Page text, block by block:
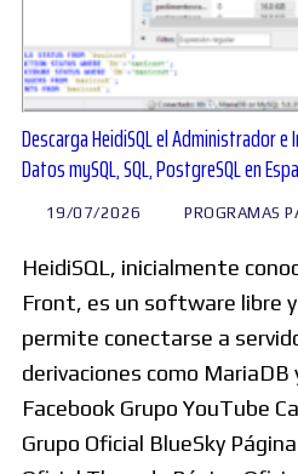
Descarga HeidiSQL el Administrador
Datos mySQL, SQL, PostgreSQL en
19/07/2026 PROGRAMAS
HeidiSQL, inicialmente
Front, es un software libre
permite conectarse a
derivaciones como MariaDB
Facebook Grupo YouTube
Grupo Oficial BlueSky